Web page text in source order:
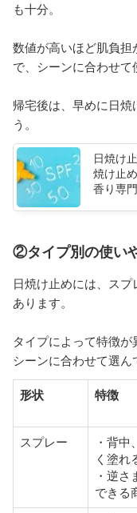
も十分。
数値が高いほど肌負
で、シーンに合わせて
帰宅後は、早めに日焼
う。
日焼け
焼け止
香り専
②タイプ別の使い
日焼け止めには、ス
あります。
タイプによって特徴
シーンに合わせて選ん
形状 特徴
スプレー
・背中
く塗れ
・逆
できる